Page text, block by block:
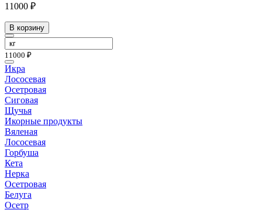
11000 ₽
В корзину
11000 ₽
Икра
Лососевая
Осетровая
Сиговая
Щучья
Икорные продукты
Вяленая
Лососевая
Горбуша
Кета
Нерка
Осетровая
Белуга
Осетр